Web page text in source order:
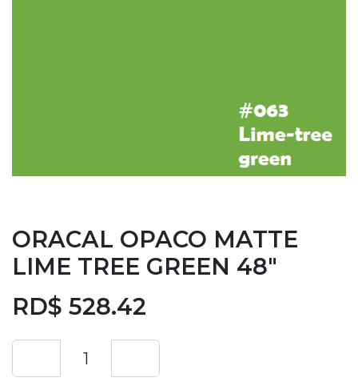
ORACAL OPACO MATTE
LIME TREE GREEN 48"
RD$ 528.42